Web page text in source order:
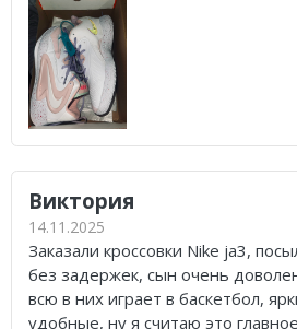
Виктория
14.11.2025
Заказали кроссовки Nike ja3,
без задержек, сын очень
всю в них играет в баскетбол,
удобные, ну я считаю это